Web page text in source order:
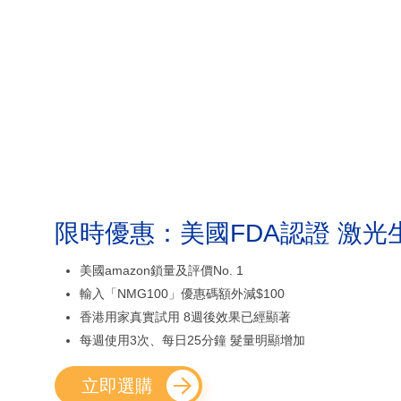
限時優惠：美國FDA認證 激光
美國amazon鎖量及評價No. 1
輸入「NMG100」優惠碼額外減$100
香港用家真實試用 8週後效果已經顯著
每週使用3次、每日25分鐘 髮量明顯增加
立即選購